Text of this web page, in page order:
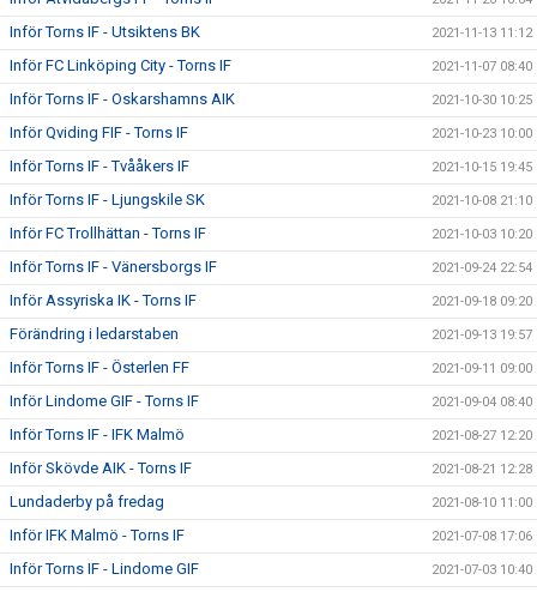
Inför Torns IF - Utsiktens BK 2021-11-13 11:12
Inför FC Linköping City - Torns IF 2021-11-07 08:40
Inför Torns IF - Oskarshamns AIK 2021-10-30 10:25
Inför Qviding FIF - Torns IF 2021-10-23 10:00
Inför Torns IF - Tvååkers IF 2021-10-15 19:45
Inför Torns IF - Ljungskile SK 2021-10-08 21:10
Inför FC Trollhättan - Torns IF 2021-10-03 10:20
Inför Torns IF - Vänersborgs IF 2021-09-24 22:54
Inför Assyriska IK - Torns IF 2021-09-18 09:20
Förändring i ledarstaben 2021-09-13 19:57
Inför Torns IF - Österlen FF 2021-09-11 09:00
Inför Lindome GIF - Torns IF 2021-09-04 08:40
Inför Torns IF - IFK Malmö 2021-08-27 12:20
Inför Skövde AIK - Torns IF 2021-08-21 12:28
Lundaderby på fredag 2021-08-10 11:00
Inför IFK Malmö - Torns IF 2021-07-08 17:06
Inför Torns IF - Lindome GIF 2021-07-03 10:40